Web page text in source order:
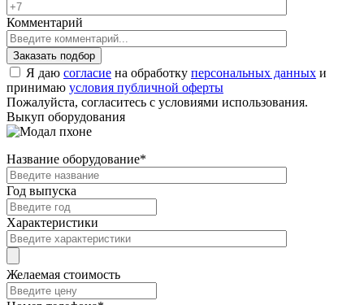
Комментарий
Я даю согласие на обработку персональных данных и
принимаю условия публичной оферты
Пожалуйста, согласитесь с условиями использования.
Выкуп оборудования
Название оборудование*
Год выпуска
Характеристики
Желаемая стоимость